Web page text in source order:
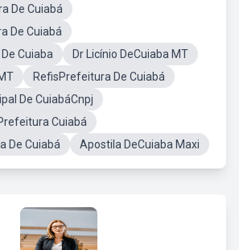
De Cuiabá
De Cuiabá
Cuiaba
Dr Licínio DeCuiaba MT
RefisPrefeitura De Cuiabá
De CuiabáCnpj
Cuiabá
De Cuiabá
Apostila DeCuiaba Maxi